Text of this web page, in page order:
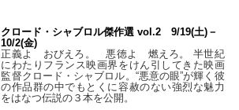
クロード・シャブロル傑作選 vol.2 9/19(土)－
10/2(金)
正義よ おびえろ。 悪徳よ 燃えろ。 半世紀
にわたりフランス映画界をけん引してきた映画
監督クロード・シャブロル。“悪意の眼”が輝く彼
の作品群の中でもとくに容赦のない強烈な魅力
をはなつ伝説の３本を公開。